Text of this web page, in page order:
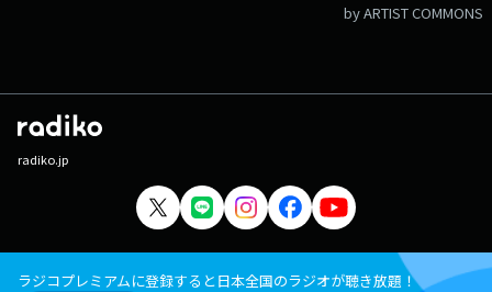
by ARTIST COMMONS
radiko.jp
ラジコプレミアムに登録すると日本全国のラジオが聴き放題！